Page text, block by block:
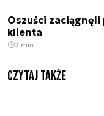
Oszuści zaciągnęli
klienta
2 min.
Czytaj także